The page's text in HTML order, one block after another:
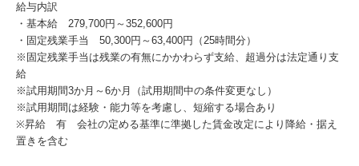
給与内訳
・基本給 279,700円～352,600円
・固定残業手当 50,300円～63,400円（25時間分）
※固定残業手当は残業の有無にかかわらず支給、超過分は法定通り支
給
※試用期間3か月～6か月（試用期間中の条件変更なし）
※試用期間は経験・能力等を考慮し、短縮する場合あり
※昇給 有 会社の定める基準に準拠した賃金改定により降給・据え
置きを含む